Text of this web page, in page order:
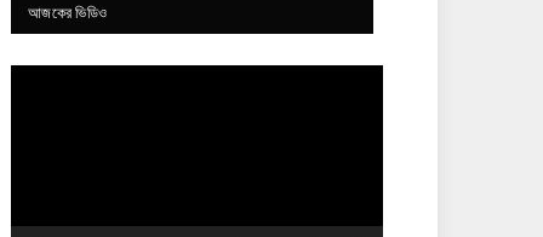
আজকের ভিডিও